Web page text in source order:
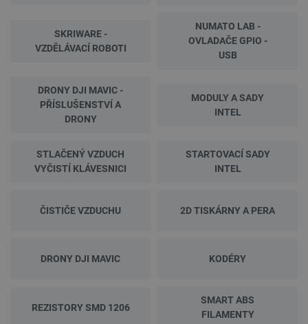
SKRIWARE -
VZDĚLÁVACÍ ROBOTI
NUMATO LAB -
OVLADAČE GPIO -
USB
DRONY DJI MAVIC -
PŘÍSLUŠENSTVÍ A
DRONY
MODULY A SADY
INTEL
STLAČENÝ VZDUCH
VYČISTÍ KLÁVESNICI
STARTOVACÍ SADY
INTEL
ČISTIČE VZDUCHU 2D TISKÁRNY A PERA
DRONY DJI MAVIC KODÉRY
REZISTORY SMD 1206
SMART ABS
FILAMENTY